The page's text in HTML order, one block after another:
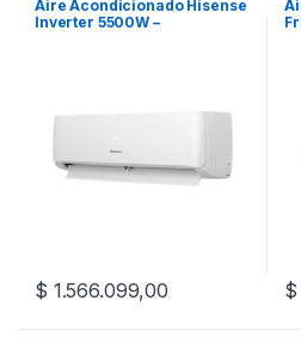
Aire Acondicionado Hisense
Inverter 5500W –
$ 1.566.099,00 $